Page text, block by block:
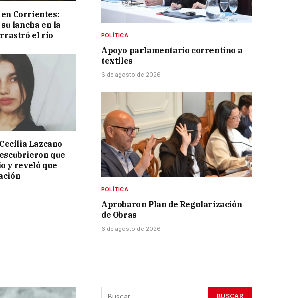
Corrientes:
lancha en la
el río
Lazcano
que
y reveló que
POLÍTICA
Apoyo parlamentario correntino a
textiles
6 de agosto de 2026
POLÍTICA
Aprobaron Plan de Regularización
de Obras
6 de agosto de 2026